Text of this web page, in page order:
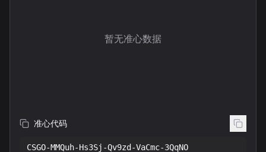
暂无准心数据
准心代码
CSGO-MMQuh-Hs3Sj-Qv9zd-VaCmc-3QqNO